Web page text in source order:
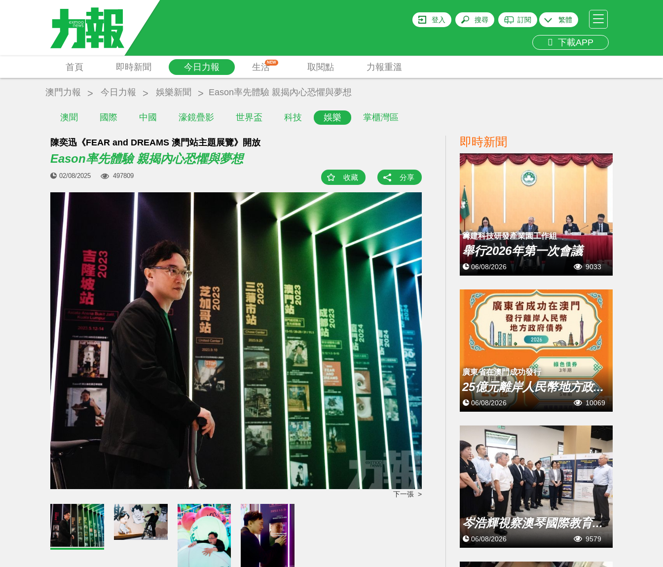
登入 搜尋 訂閱 繁體
下載APP
首頁 即時新聞 今日力報
澳聞 國際 中國 濠鏡疊影 世界盃 科技 娛樂 掌櫃灣區
生活NEW 取閱點 力報重溫
澳門力報 今日力報 娛樂新聞 Eason率先體驗 親揭內心恐懼與夢想
陳奕迅《FEAR and DREAMS 澳門站主題展覽》開放
Eason率先體驗 親揭內心恐懼與夢想
02/08/2025 497809 收藏 分享
下一張 >
即時新聞
籌建科技研發產業園工作組
舉行2026年第一次會議
06/08/2026 9033
廣東省在澳門成功發行
25億元離岸人民幣地方政...
06/08/2026 10069
岑浩輝視察澳琴國際教育...
06/08/2026 9579